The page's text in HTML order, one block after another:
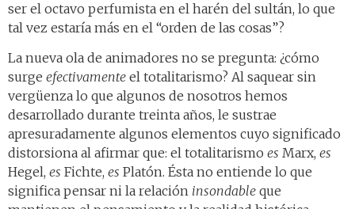
ser el octavo perfumista en el harén del sultán, lo que
tal vez estaría más en el “orden de las cosas”?
La nueva ola de animadores no se pregunta: ¿cómo
surge efectivamente el totalitarismo? Al saquear sin
vergüenza lo que algunos de nosotros hemos
desarrollado durante treinta años, le sustrae
apresuradamente algunos elementos cuyo significado
distorsiona al afirmar que: el totalitarismo es Marx, es
Hegel, es Fichte, es Platón. Ésta no entiende lo que
significa pensar ni la relación insondable que